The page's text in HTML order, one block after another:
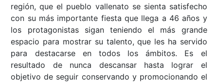
región, que el pueblo vallenato se sienta satisfecho
con su más importante fiesta que llega a 46 años y
los protagonistas sigan teniendo el más grande
espacio para mostrar su talento, que les ha servido
para destacarse en todos los ámbitos. Es el
resultado de nunca descansar hasta lograr el
objetivo de seguir conservando y promocionando el